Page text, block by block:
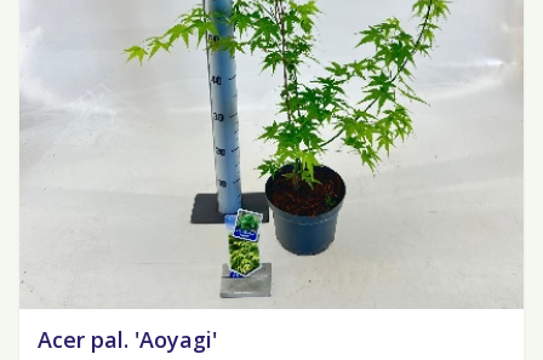
Acer pal. 'Aoyagi'